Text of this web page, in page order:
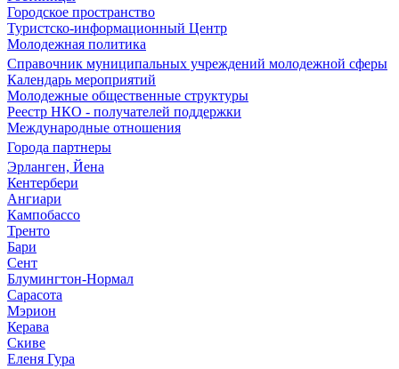
Городское пространство
Туристско-информационный Центр
Молодежная политика
Справочник муниципальных учреждений молодежной сферы
Календарь мероприятий
Молодежные общественные структуры
Реестр НКО - получателей поддержки
Международные отношения
Города партнеры
Эрланген, Йена
Кентербери
Ангиари
Кампобассо
Тренто
Бари
Сент
Блумингтон-Нормал
Сарасота
Мэрион
Керава
Скиве
Еленя Гура